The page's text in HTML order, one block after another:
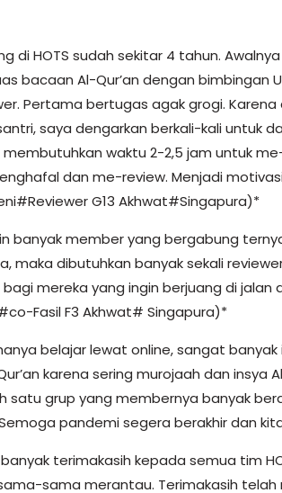
di HOTS sudah sekitar 4 tahun.
bacaan Al-Qur’an dengan bimbingan
Pertama bertugas agak grogi.
saya dengarkan berkali-kali untuk
waktu 2-2,5 jam untuk
dan me-review. Menjadi
G13 Akhwat#Singapura)*
banyak member yang bergabung
maka dibutuhkan banyak sekali
mereka yang ingin berjuang di jalan
Fasil F3 Akhwat# Singapura)*
belajar lewat online, sangat
karena sering murojaah dan
satu grup yang membernya banyak
pandemi segera berakhir dan
terimakasih kepada semua tim
sama merantau. Terimakasih